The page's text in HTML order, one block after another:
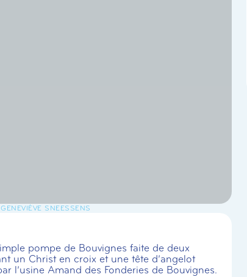
SNEESSENS
pompe de Bouvignes faite de deux
un Christ en croix et une tête d’angelot
l’usine Amand des Fonderies de Bouvignes.